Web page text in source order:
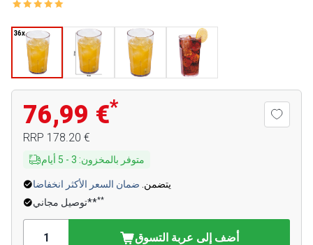
76,99 €*
RRP ‏178.20 €
متوفر بالمخزون:
3
-
5 أيام
يتضمن. ضمان السعر الأكثر انخفاضا
توصيل مجاني****
أضف إلى عربة التسوق